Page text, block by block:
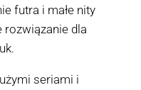
futra i małe nity
rozwiązanie dla
seriami i